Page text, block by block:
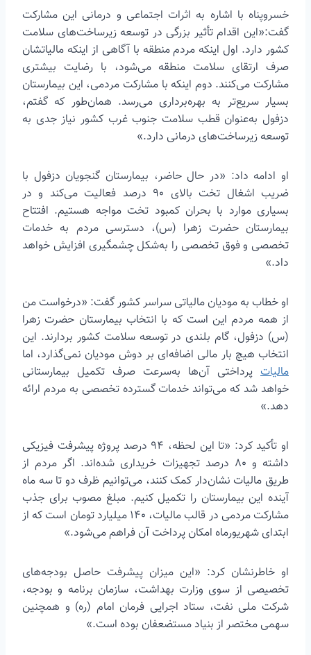
خسروپناه با اشاره به اثرات اجتماعی و درمانی این مشارکت
گفت:«این اقدام تأثیر بزرگی در توسعه زیرساخت‌های سلامت
کشور دارد. اول اینکه مردم منطقه با آگاهی از اینکه مالیاتشان
صرف ارتقای سلامت منطقه می‌شود، با رضایت بیشتری
مشارکت می‌کنند. دوم اینکه با مشارکت مردمی، این بیمارستان
بسیار سریع‌تر به بهره‌برداری می‌رسد. همان‌طور که گفتم،
دزفول به‌عنوان قطب سلامت جنوب غرب کشور نیاز جدی به
توسعه زیرساخت‌های درمانی دارد.»
او ادامه داد: «در حال حاضر، بیمارستان گنجویان دزفول با
ضریب اشغال تخت بالای ۹۰ درصد فعالیت می‌کند و در
بسیاری موارد با بحران کمبود تخت مواجه هستیم. افتتاح
بیمارستان حضرت زهرا (س)، دسترسی مردم به خدمات
تخصصی و فوق تخصصی را به‌شکل چشمگیری افزایش خواهد
داد.»
او خطاب به مودیان مالیاتی سراسر کشور گفت: «درخواست من
از همه مردم این است که با انتخاب بیمارستان حضرت زهرا
(س) دزفول، گام بلندی در توسعه سلامت کشور بردارند. این
انتخاب هیچ بار مالی اضافه‌ای بر دوش مودیان نمی‌گذارد، اما
مالیات پرداختی آن‌ها به‌سرعت صرف تکمیل بیمارستانی
خواهد شد که می‌تواند خدمات گسترده تخصصی به مردم ارائه
دهد.»
او تأکید کرد: «تا این لحظه، ۹۴ درصد پروژه پیشرفت فیزیکی
داشته و ۸۰ درصد تجهیزات خریداری شده‌اند. اگر مردم از
طریق مالیات نشان‌دار کمک کنند، می‌توانیم ظرف دو تا سه ماه
آینده این بیمارستان را تکمیل کنیم. مبلغ مصوب برای جذب
مشارکت مردمی در قالب مالیات، ۱۴۰ میلیارد تومان است که از
ابتدای شهریورماه امکان پرداخت آن فراهم می‌شود.»
او خاطرنشان کرد: «این میزان پیشرفت حاصل بودجه‌های
تخصیصی از سوی وزارت بهداشت، سازمان برنامه و بودجه،
شرکت ملی نفت، ستاد اجرایی فرمان امام (ره) و همچنین
سهمی مختصر از بنیاد مستضعفان بوده است.»